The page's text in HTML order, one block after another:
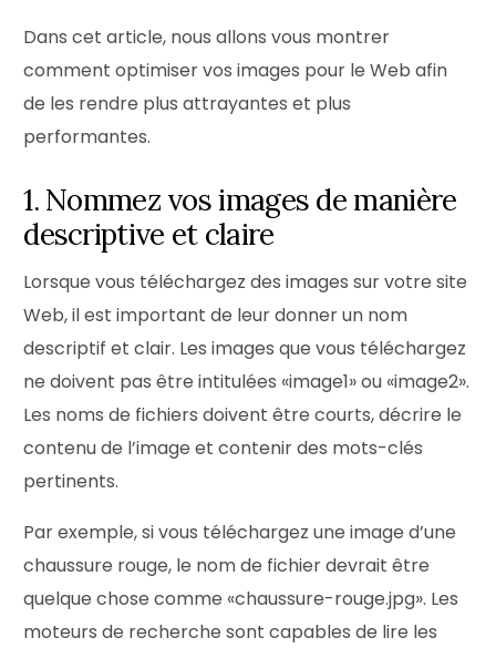
Dans cet article, nous allons vous montrer
comment optimiser vos images pour le Web afin
de les rendre plus attrayantes et plus
performantes.
1. Nommez vos images de manière
descriptive et claire
Lorsque vous téléchargez des images sur votre site
Web, il est important de leur donner un nom
descriptif et clair. Les images que vous téléchargez
ne doivent pas être intitulées «image1» ou «image2».
Les noms de fichiers doivent être courts, décrire le
contenu de l’image et contenir des mots-clés
pertinents.
Par exemple, si vous téléchargez une image d’une
chaussure rouge, le nom de fichier devrait être
quelque chose comme «chaussure-rouge.jpg». Les
moteurs de recherche sont capables de lire les